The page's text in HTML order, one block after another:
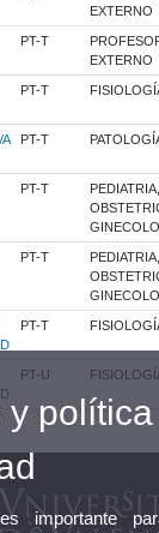
EXTERNO
PT-T
EXTERNO
PT-T
PT-T
PT-T
PEDIATRIA,
PT-T
PEDIATRIA,
PT-T
PT-U
y
importante